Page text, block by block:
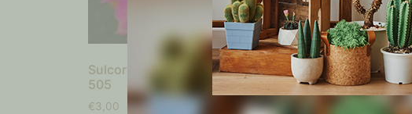
Sulcorebutia naunacaensis PHA
505
€3,00
Mamillopsis
€3,00